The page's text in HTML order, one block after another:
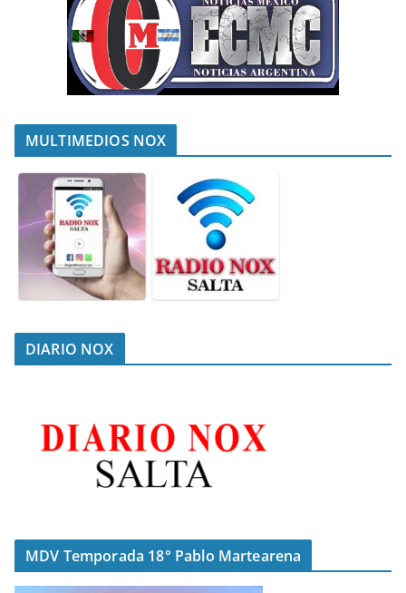
MULTIMEDIOS NOX
DIARIO NOX
MDV Temporada 18° Pablo Martearena